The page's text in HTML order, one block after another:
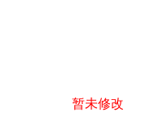
暂未修改